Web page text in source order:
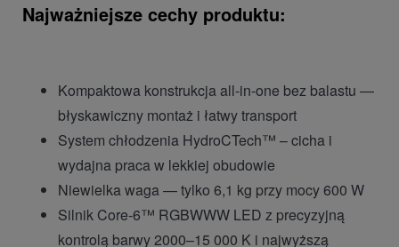
Najważniejsze cechy produktu:
Kompaktowa konstrukcja all-in-one bez balastu —
błyskawiczny montaż i łatwy transport
System chłodzenia HydroCTech™ – cicha i
wydajna praca w lekkiej obudowie
Niewielka waga — tylko 6,1 kg przy mocy 600 W
Silnik Core-6™ RGBWWW LED z precyzyjną
kontrolą barwy 2000–15 000 K i najwyższą